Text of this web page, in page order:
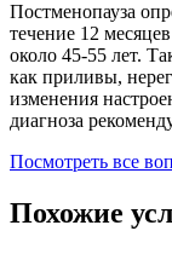
Постменопауза
течение 12
около 45-55 лет.
как приливы,
изменения
диагноза
Посмотреть все
Похожие